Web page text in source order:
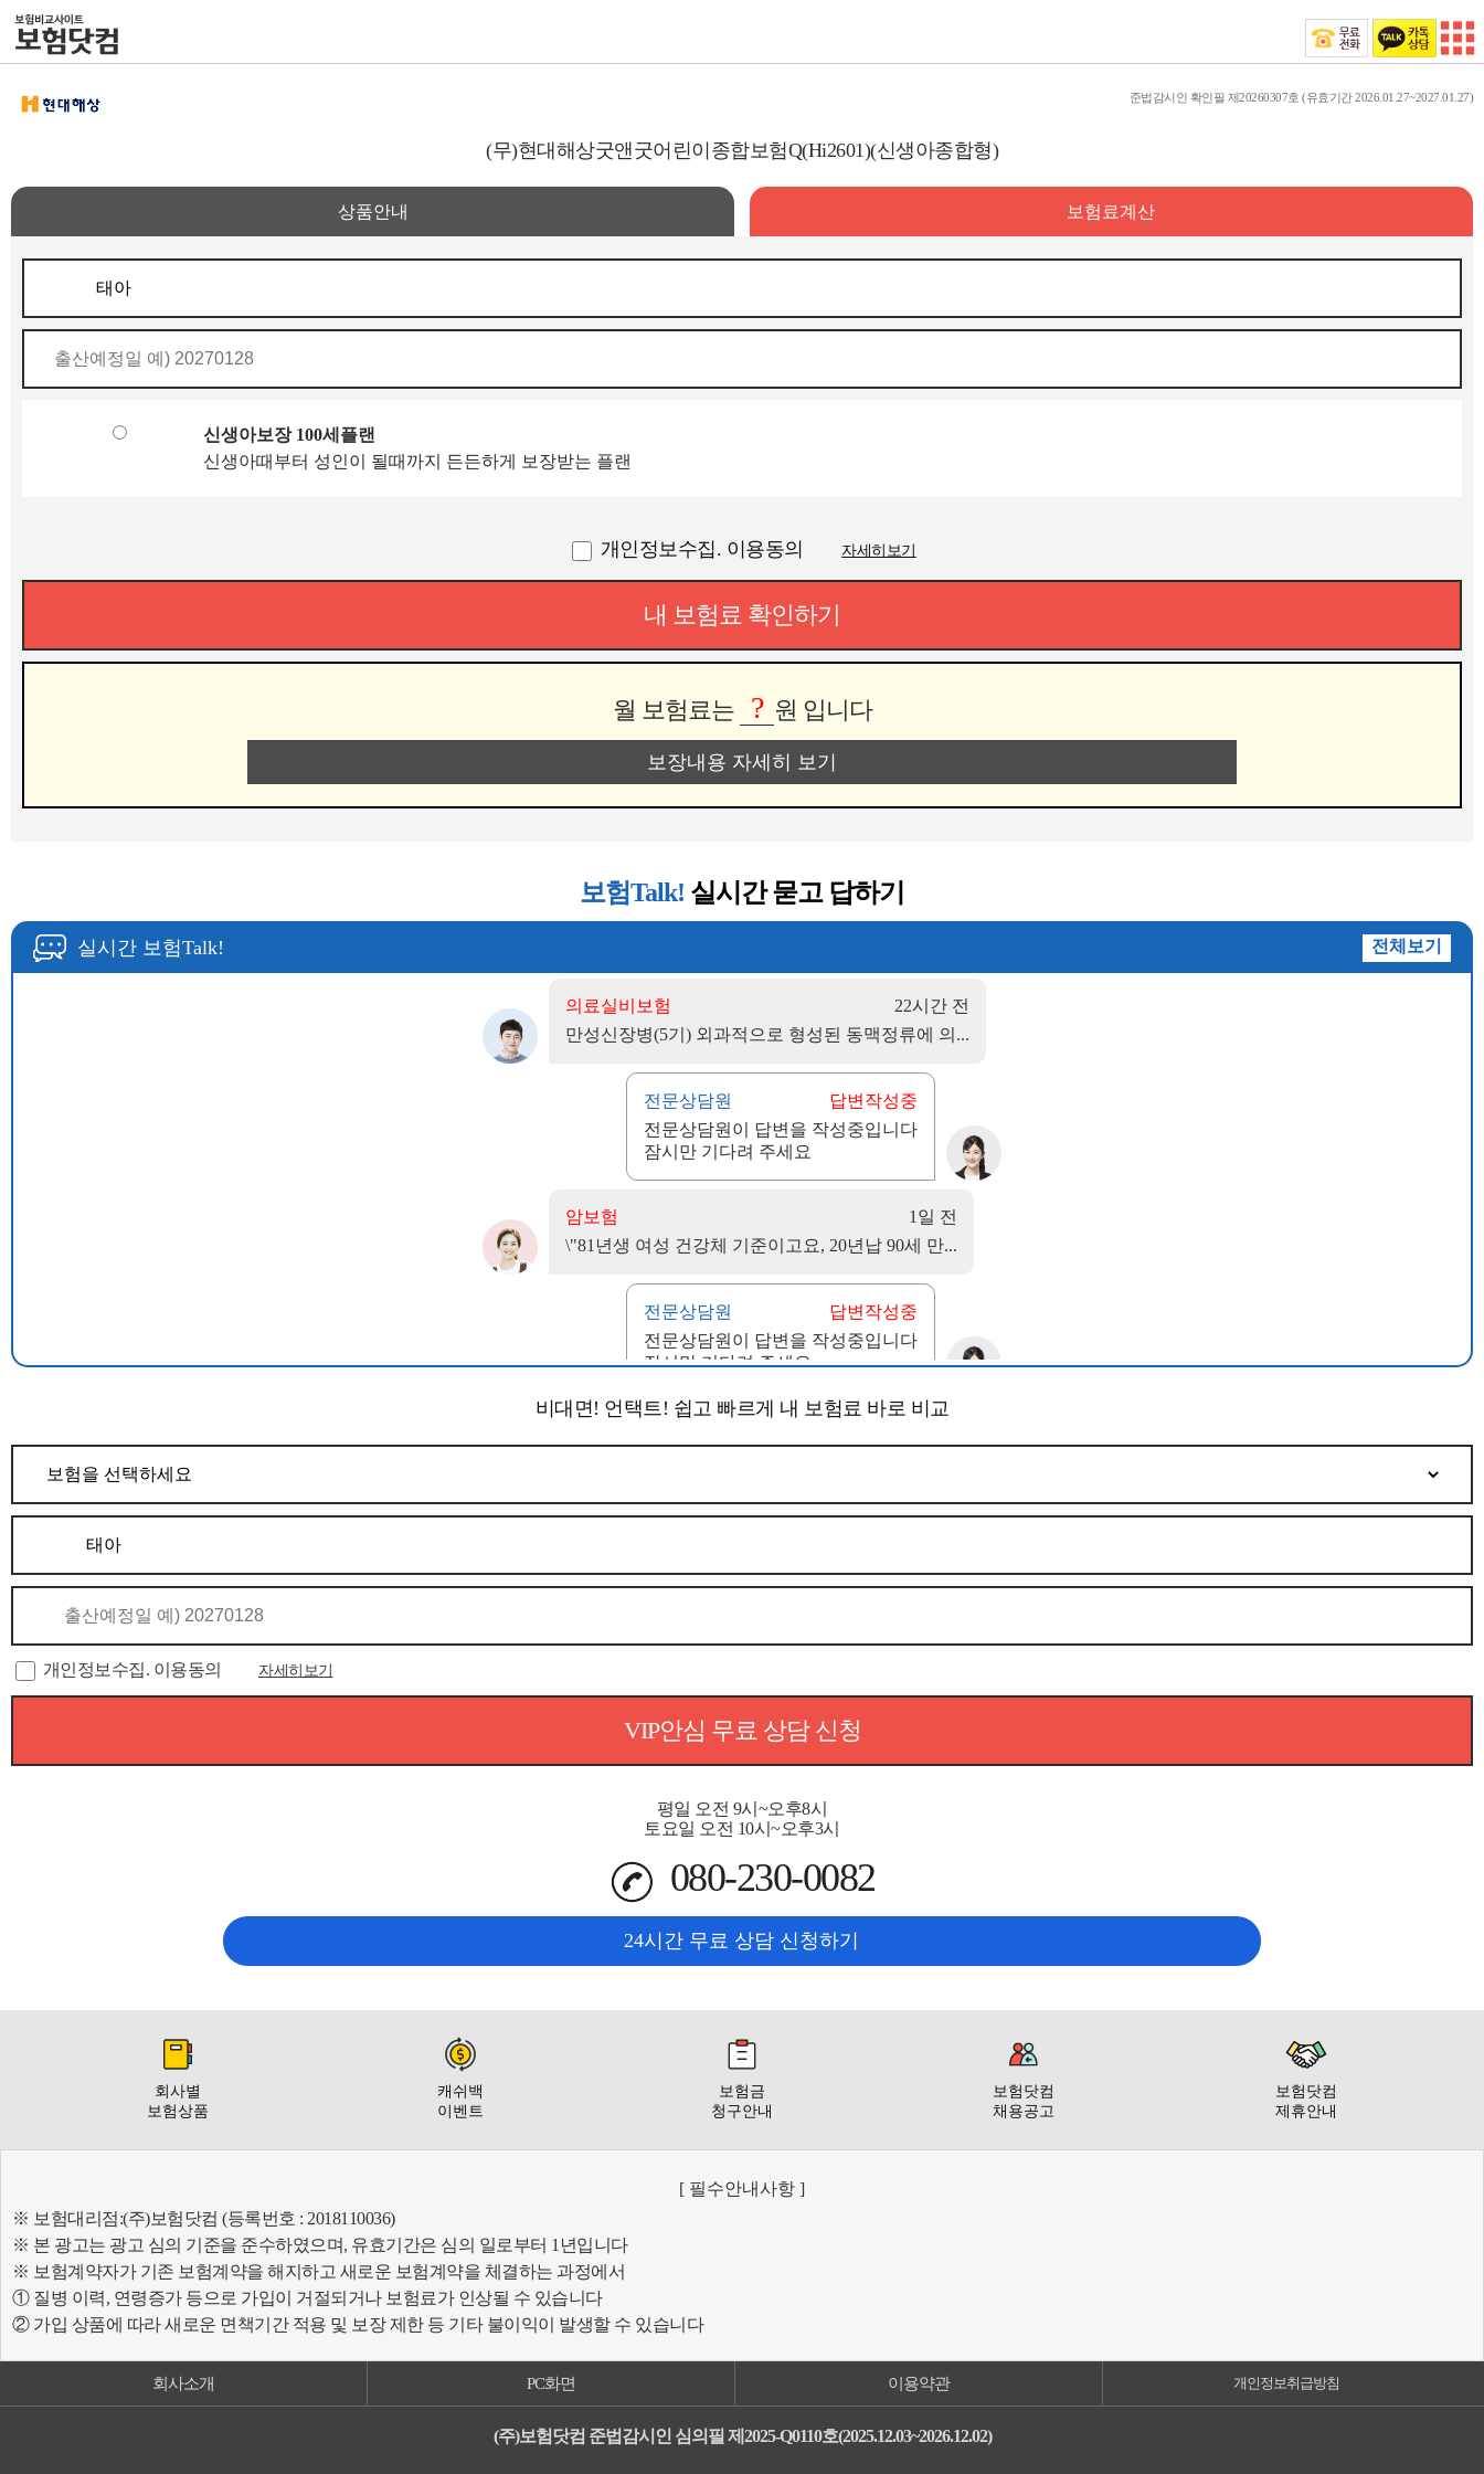
준법감시인 확인필 제20260307호 (유효기간 2026.01.27~2027.01.27)
(무)현대해상굿앤굿어린이종합보험Q(Hi2601)(신생아종합형)
상품안내 보험료계산
신생아보장 100세플랜
신생아때부터 성인이 될때까지 든든하게 보장받는 플랜
개인정보수집. 이용동의 자세히보기
내 보험료 확인하기
월 보험료는 ? 원 입니다
보장내용 자세히 보기
비대면! 언택트! 쉽고 빠르게 내 보험료 바로 비교
개인정보수집. 이용동의 자세히보기
VIP안심 무료 상담 신청
평일 오전 9시~오후8시
토요일 오전 10시~오후3시
080-230-0082
24시간 무료 상담 신청하기
회사별
보험상품
캐쉬백
이벤트
보험금
청구안내
보험닷컴
채용공고
보험닷컴
제휴안내
[ 필수안내사항 ]
※ 보험대리점:(주)보험닷컴 (등록번호 : 2018110036)
※ 본 광고는 광고 심의 기준을 준수하였으며, 유효기간은 심의 일로부터 1년입니다
※ 보험계약자가 기존 보험계약을 해지하고 새로운 보험계약을 체결하는 과정에서
① 질병 이력, 연령증가 등으로 가입이 거절되거나 보험료가 인상될 수 있습니다
② 가입 상품에 따라 새로운 면책기간 적용 및 보장 제한 등 기타 불이익이 발생할 수 있습니다
회사소개 PC화면 이용약관 개인정보취급방침
(주)보험닷컴 준법감시인 심의필 제2025-Q0110호(2025.12.03~2026.12.02)